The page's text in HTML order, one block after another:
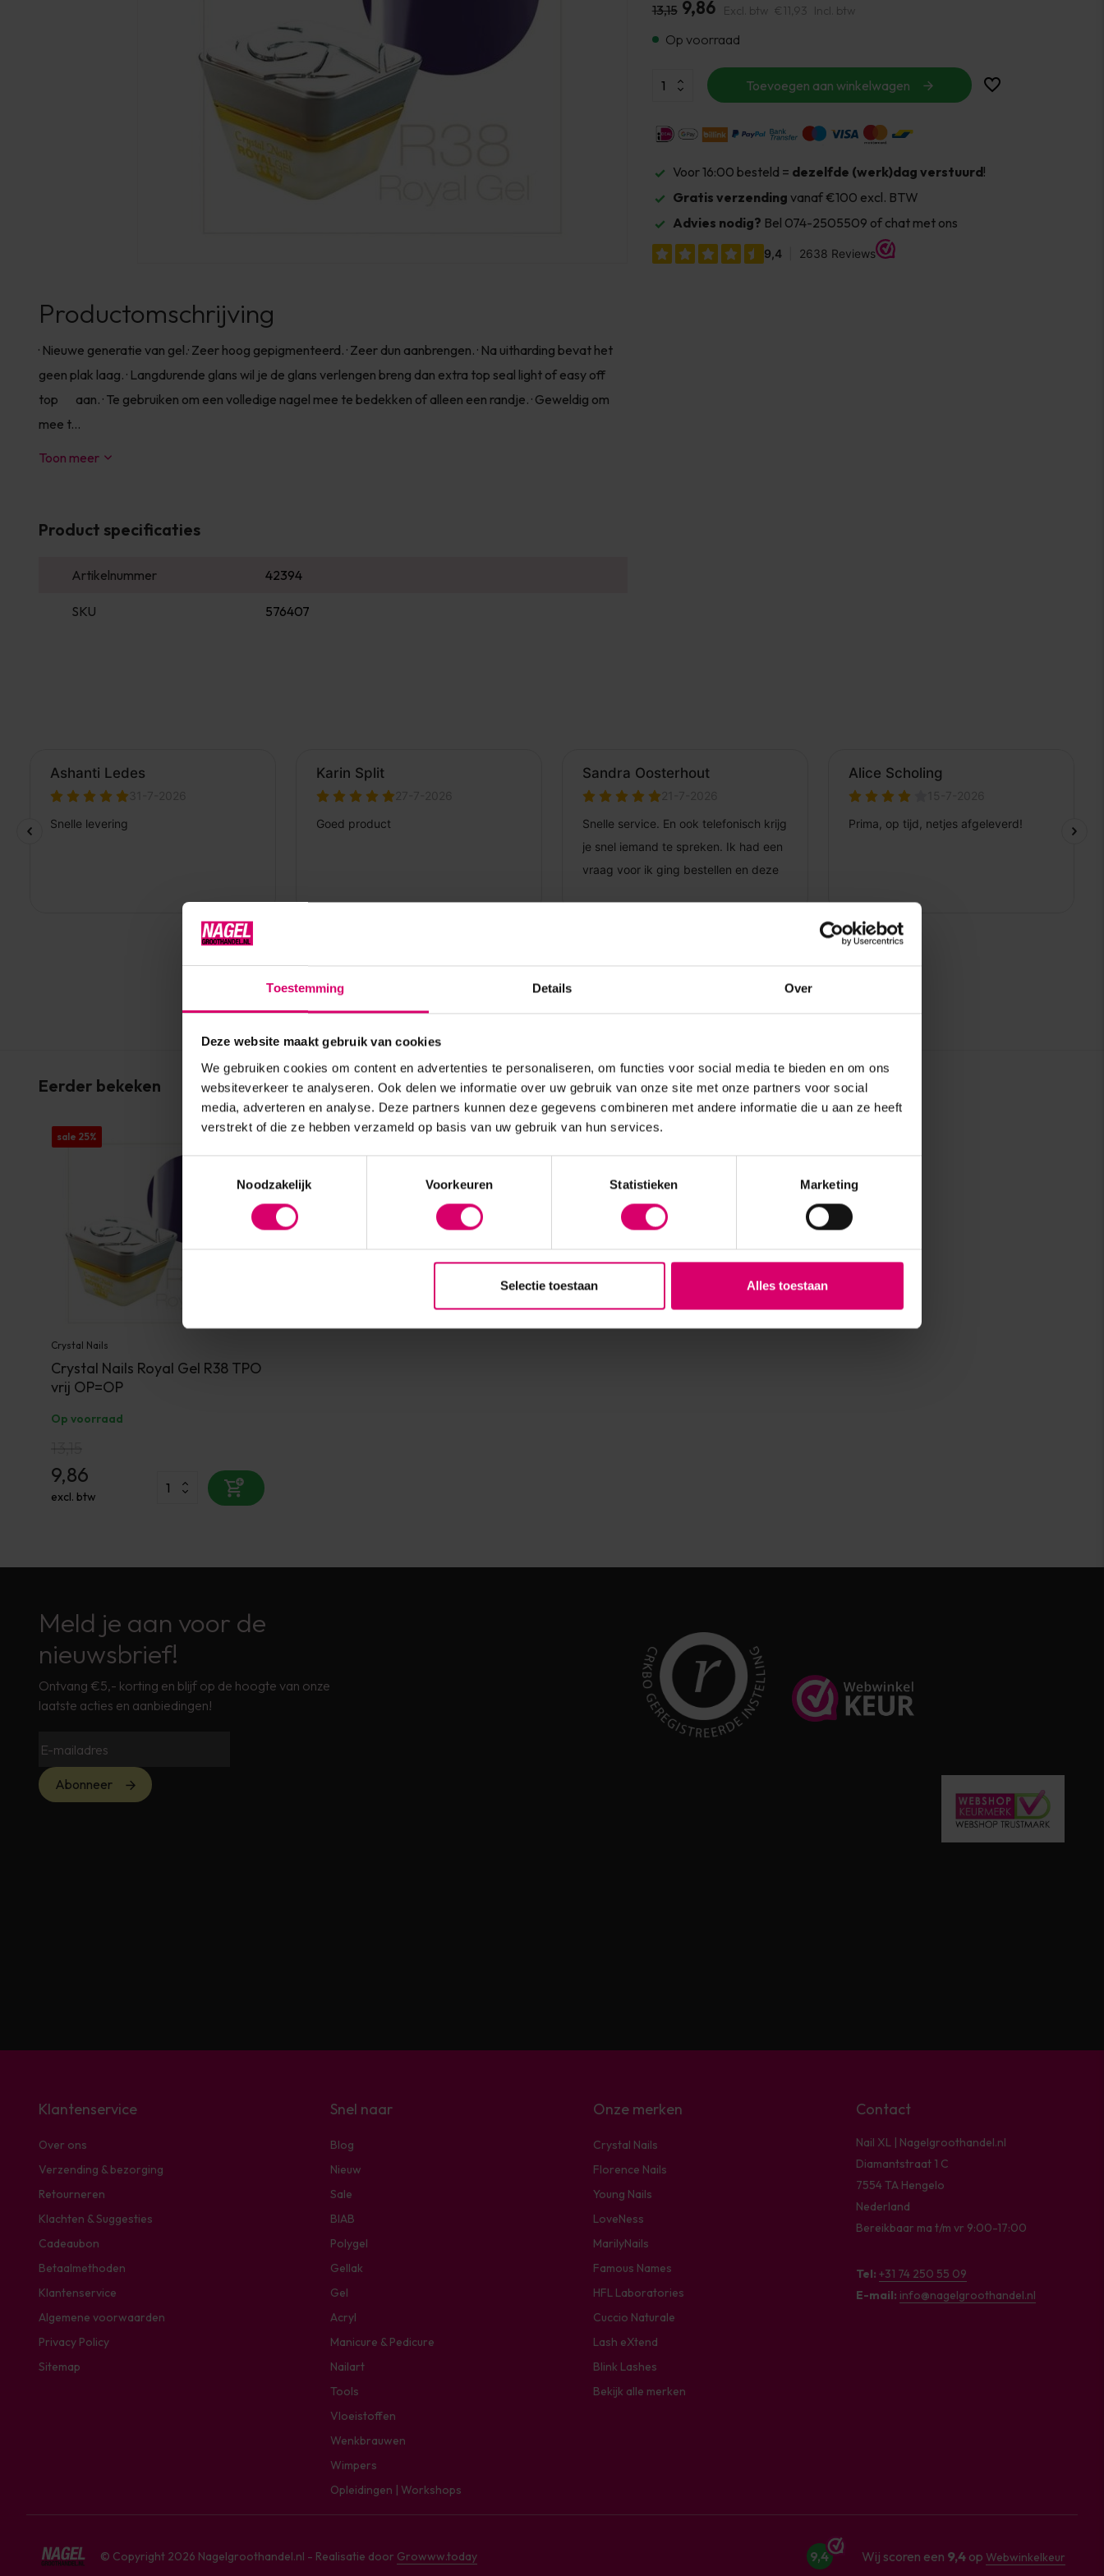
Toestemming Details Over
Deze website maakt gebruik van cookies
We gebruiken cookies om content en advertenties te personaliseren, om functies voor social media te bieden en om ons
websiteverkeer te analyseren. Ook delen we informatie over uw gebruik van onze site met onze partners voor social
media, adverteren en analyse. Deze partners kunnen deze gegevens combineren met andere informatie die u aan ze heeft
verstrekt of die ze hebben verzameld op basis van uw gebruik van hun services.
Noodzakelijk
Voorkeuren Statistieken Marketing
Selectie toestaan Alles toestaan
Productomschrijving
· Nieuwe generatie van gel.· Zeer hoog gepigmenteerd. · Zeer dun aanbrengen. · Na uitharding bevat het
geen plak laag. · Langdurende glans wil je de glans verlengen breng dan extra top seal light of easy off
top aan. · Te gebruiken om een volledige nagel mee te bedekken of alleen een randje. · Geweldig om
mee t...
Toon meer
Product specificaties
Artikelnummer 42394
SKU 576407
13,15 9,86 Excl. btw €11,93 Incl. btw
Op voorraad
Toevoegen aan winkelwagen
Voor 16:00 besteld = dezelfde (werk)dag verstuurd!
Gratis verzending vanaf €100 excl. BTW
Advies nodig? Bel 074-2505509 of chat met ons
Eerder bekeken
sale 25%
Crystal Nails
Crystal Nails Royal Gel R38 TPO
vrij OP=OP
Op voorraad
9,86
excl. btw
Meld je aan voor de
nieuwsbrief!
Ontvang €5,- korting en blijf op de hoogte van onze
laatste acties en aanbiedingen!
Abonneer
Klantenservice
Over ons
Verzending & bezorging
Retourneren
Klachten & Suggesties
Cadeaubon
Betaalmethoden
Klantenservice
Algemene voorwaarden
Privacy Policy
Sitemap
Snel naar
Blog
Nieuw
Sale
BIAB
Polygel
Gellak
Gel
Acryl
Manicure & Pedicure
Nailart
Tools
Vloeistoffen
Wenkbrauwen
Wimpers
Opleidingen | Workshops
Onze merken
Crystal Nails
Florence Nails
Young Nails
LoveNess
MarilyNails
Famous Names
HFL Laboratories
Cuccio Naturale
Lash eXtend
Blink Lashes
Bekijk alle merken
Contact
Nail XL | Nagelgroothandel.nl
Diamantstraat 1 C
7554 TA Hengelo
Nederland
Bereikbaar ma t/m vr 9:00-17:00
Tel: +31 74 250 55 09
E-mail: info@nagelgroothandel.nl
© Copyright 2026 Nagelgroothandel.nl - Realisatie door Growww.today 9,4 Wij scoren een 9,4op Webwinkelkeur